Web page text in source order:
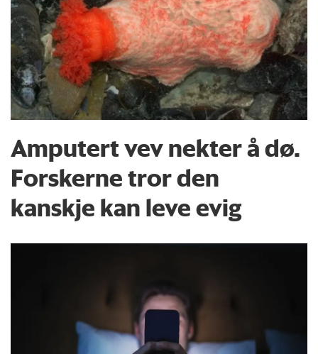
Amputert vev nekter å dø.
Forskerne tror den
kanskje kan leve evig